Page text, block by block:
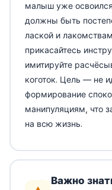
малыш уже
должны быть
лаской и
прикасайтесь
имитируйте
коготок. Цель — не
формирование
манипуляциям, что
на всю жизнь.
Важно